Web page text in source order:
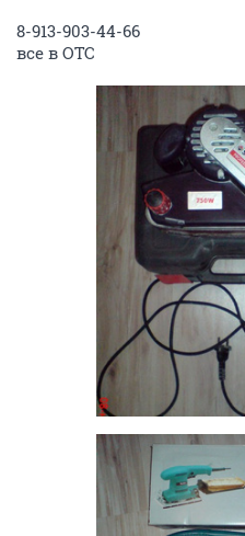
8-913-903-44-66
все в ОТС